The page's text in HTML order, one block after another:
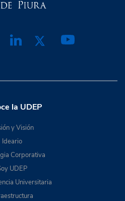
la UDEP
y Visión
Ideario
Corporativa
UDEP
Universitaria